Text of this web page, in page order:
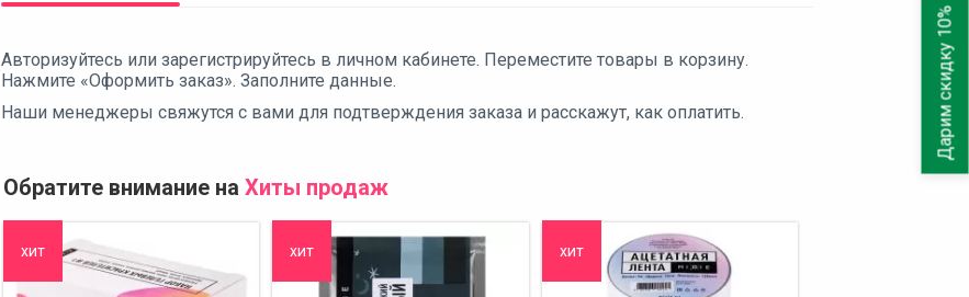
Авторизуйтесь или зарегистрируйтесь в личном кабинете. Переместите товары в корзину.
Нажмите «Оформить заказ». Заполните данные.
Наши менеджеры свяжутся с вами для подтверждения заказа и расскажут, как оплатить.
Обратите внимание на Хиты продаж
хит хит хит
Дарим скидку 10%